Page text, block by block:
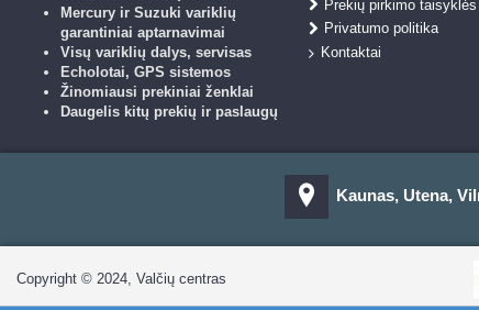
Mercury ir Suzuki variklių
garantiniai aptarnavimai
Visų variklių dalys, servisas
Echolotai, GPS sistemos
Žinomiausi prekiniai ženklai
Daugelis kitų prekių ir paslaugų
Prekių pirkimo taisyklės
Privatumo politika
Kontaktai
Kaunas, Utena,
Copyright © 2024, Valčių centras